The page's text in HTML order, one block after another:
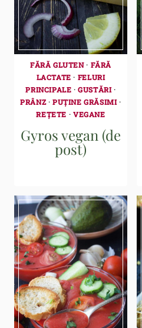
FĂRĂ GLUTEN· FĂRĂ
LACTATE · FELURI
PRINCIPALE ·GUSTĂRI·
PRÂNZ·PUȚINE GRĂSIMI·
REȚETE · VEGANE
Gyros vegan (de
post)